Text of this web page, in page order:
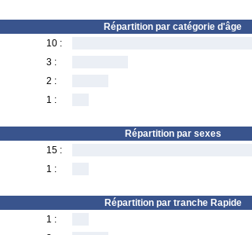
Répartition par catégorie d'âge
10 :
3 :
2 :
1 :
Répartition par sexes
15 :
1 :
Répartition par tranche Rapide
1 :